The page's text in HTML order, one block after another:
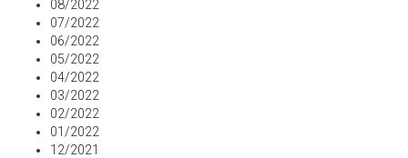
08/2022
07/2022
06/2022
05/2022
04/2022
03/2022
02/2022
01/2022
12/2021